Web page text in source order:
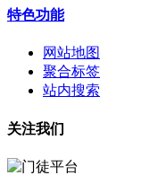
特色功能
网站地图
聚合标签
站内搜索
关注我们